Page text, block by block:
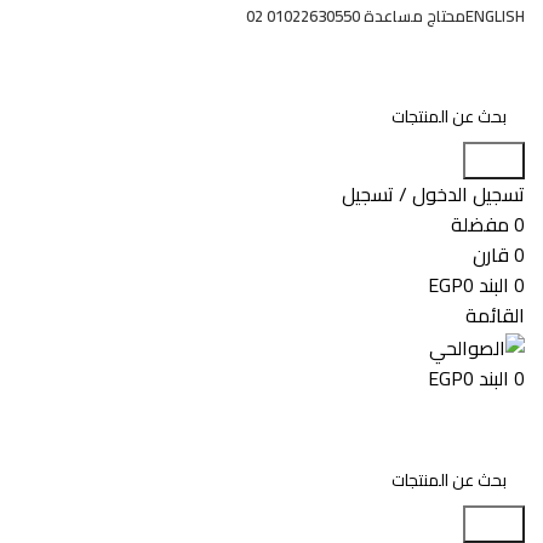
ENGLISHمحتاج مساعدة 01022630550 02
تسجيل الدخول / تسجيل
0مفضلة
0قارن
0 البند EGP0
القائمة
0 البند EGP0